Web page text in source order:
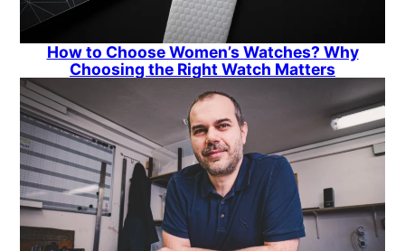
How to Choose Women’s Watches? Why
Choosing the Right Watch Matters